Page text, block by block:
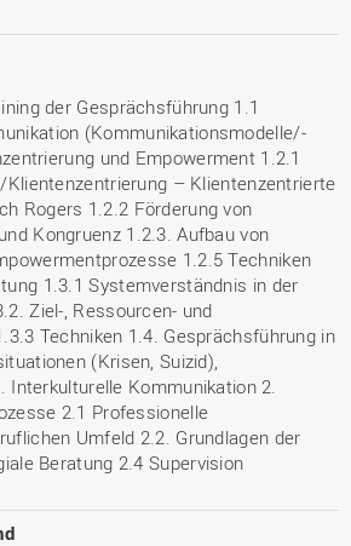
der Gesprächsführung 1.1
(Kommunikationsmodelle/-
und Empowerment 1.2.1
Klientenzentrierung – Klientenzentrierte
Rogers 1.2.2 Förderung von
Kongruenz 1.2.3. Aufbau von
1.2.5 Techniken
1.3.1 Systemverständnis in der
Ziel-, Ressourcen- und
Techniken 1.4. Gesprächsführung in
(Krisen, Suizid),
Interkulturelle Kommunikation 2.
2.1 Professionelle
Umfeld 2.2. Grundlagen der
Beratung 2.4 Supervision